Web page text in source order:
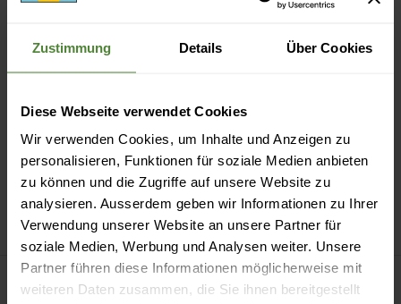
Zustimmung Details Über Cookies
Diese Webseite verwendet Cookies
Wir verwenden Cookies, um Inhalte und Anzeigen zu
personalisieren, Funktionen für soziale Medien anbieten
zu können und die Zugriffe auf unsere Website zu
analysieren. Ausserdem geben wir Informationen zu Ihrer
Verwendung unserer Website an unsere Partner für
soziale Medien, Werbung und Analysen weiter. Unsere
Partner führen diese Informationen möglicherweise mit
weiteren Daten zusammen, die Sie ihnen bereitgestellt
Sicheres Bezahlen mit Twint, Kreditkarte und mehr.
14-Tage Widerrufsrecht